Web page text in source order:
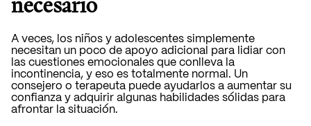
A veces, los niños y adolescentes simplemente
necesitan un poco de apoyo adicional para lidiar con
las cuestiones emocionales que conlleva la
incontinencia, y eso es totalmente normal. Un
consejero o terapeuta puede ayudarlos a aumentar su
confianza y adquirir algunas habilidades sólidas para
afrontar la situación.